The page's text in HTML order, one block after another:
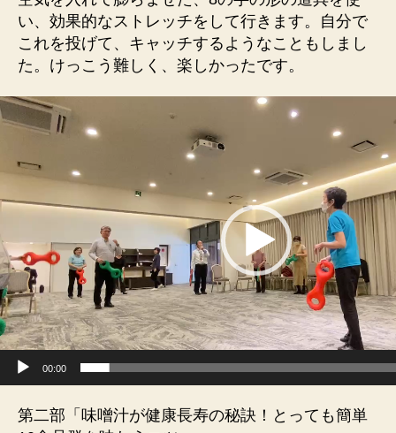
い、効果的なストレッチをして行きます。自分で
これを投げて、キャッチするようなこともしまし
た。けっこう難しく、楽しかったです。
動
レ
ー
ー
00:00
第二部「味噌汁が健康長寿の秘訣！とっても簡単